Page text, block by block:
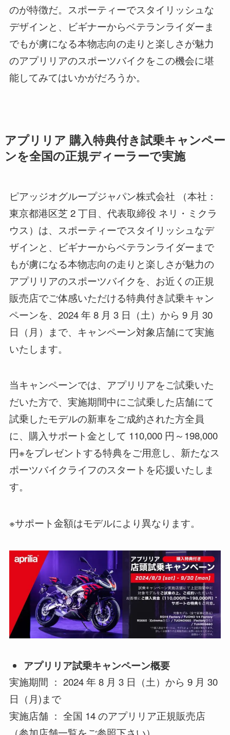
のが特徴だ。スポーティーでスタイリッシュな
デザインと、ビギナーからベテランライダーま
でもが虜になる本物志向の走りと楽しさが魅力
のアプリリアのスポーツバイクをこの機会に堪
能してみてはいかがだろうか。
アプリリア 購入特典付き試乗キャンペー
ンを全国の正規ディーラーで実施
ピアッジオグループジャパン株式会社 （本社：
東京都港区芝 2 丁目、代表取締役 ネリ・ミクラ
ウス）は、スポーティーでスタイリッシュなデ
ザインと、ビギナーからベテランライダーまで
もが虜になる本物志向の走りと楽しさが魅力の
アプリリアのスポーツバイクを、お近くの正規
販売店でご体感いただける特典付き試乗キャン
ペーンを、2024 年 8 月 3 日（土）から 9 月 30
日（月）まで、キャンペーン対象店舗にて実施
いたします。
当キャンペーンでは、アプリリアをご試乗いた
だいた方で、実施期間中にご試乗した店舗にて
試乗したモデルの新車をご成約された方全員
に、購入サポート金として 110,000 円～198,000
円※をプレゼントする特典をご用意し、新たなス
ポーツバイクライフのスタートを応援いたしま
す。
※サポート金額はモデルにより異なります。
アプリリア試乗キャンペーン概要
実施期間 ： 2024 年 8 月 3 日（土）から 9 月 30
日（月)まで
実施店舗 ： 全国 14 のアプリリア正規販売店
（参加店舗一覧をご参照下さい）